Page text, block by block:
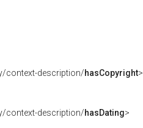
context-description/hasCopyright>
context-description/hasDating>